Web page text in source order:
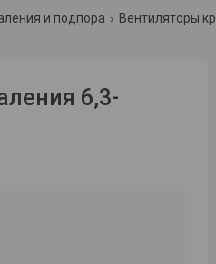
и подпора Вентиляторы
6,3-